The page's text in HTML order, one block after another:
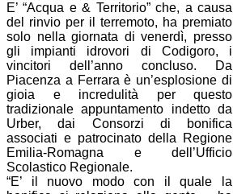
E’ “Acqua e & Territorio” che, a causa
del rinvio per il terremoto, ha premiato
solo nella giornata di venerdì, presso
gli impianti idrovori di Codigoro, i
vincitori dell’anno concluso. Da
Piacenza a Ferrara è un’esplosione di
gioia e incredulità per questo
tradizionale appuntamento indetto da
Urber, dai Consorzi di bonifica
associati e patrocinato della Regione
Emilia-Romagna e dell’Ufficio
Scolastico Regionale.
“E’ il nuovo modo con il quale la